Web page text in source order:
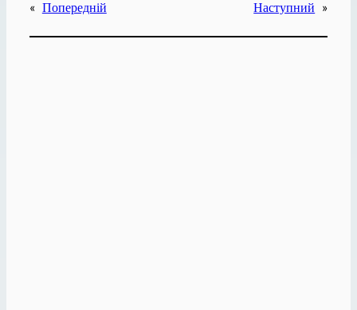
« Попередній Наступний »